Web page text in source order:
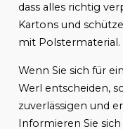
dass alles richtig
Kartons und
mit Polstermaterial.
Wenn Sie sich für
Werl entscheiden,
zuverlässigen und
Informieren Sie